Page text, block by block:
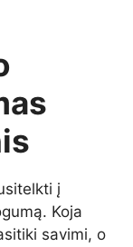
į
Koja
savimi, o